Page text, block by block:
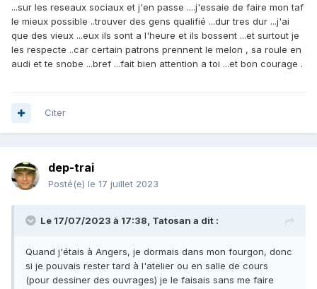
...sur les reseaux sociaux et j'en passe ....j'essaie de faire mon taf
le mieux possible ..trouver des gens qualifié ...dur tres dur ...j'ai
que des vieux ...eux ils sont a l'heure et ils bossent ...et surtout je
les respecte ..car certain patrons prennent le melon , sa roule en
audi et te snobe ...bref ...fait bien attention a toi ...et bon courage .
Citer
dep-trai
Posté(e) le 17 juillet 2023
Le 17/07/2023 à 17:38, Tatosan a dit :
Quand j'étais à Angers, je dormais dans mon fourgon, donc
si je pouvais rester tard à l'atelier ou en salle de cours
(pour dessiner des ouvrages) je le faisais sans me faire